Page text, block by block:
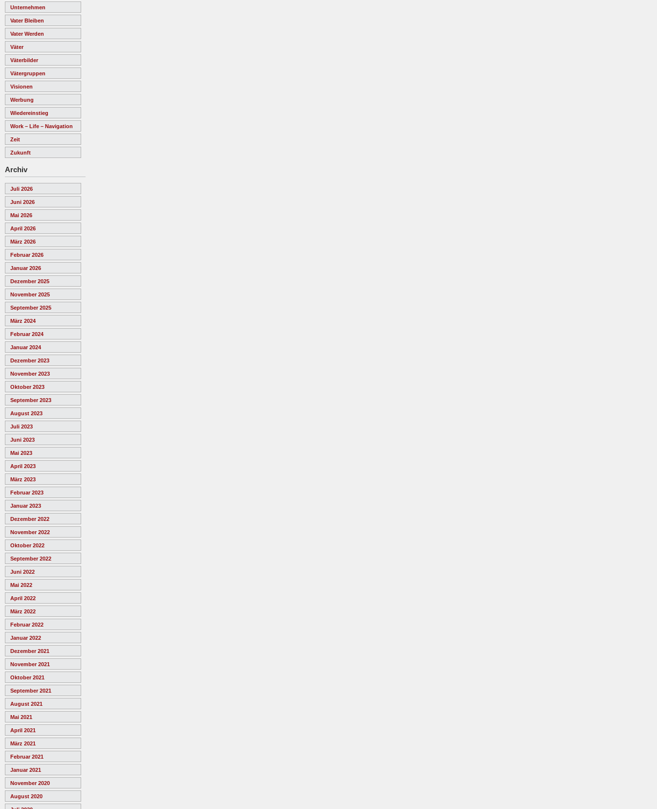
Unternehmen
Vater Bleiben
Vater Werden
Väter
Väterbilder
Vätergruppen
Visionen
Werbung
Wiedereinstieg
Work – Life – Navigation
Zeit
Zukunft
Archiv
Juli 2026
Juni 2026
Mai 2026
April 2026
März 2026
Februar 2026
Januar 2026
Dezember 2025
November 2025
September 2025
März 2024
Februar 2024
Januar 2024
Dezember 2023
November 2023
Oktober 2023
September 2023
August 2023
Juli 2023
Juni 2023
Mai 2023
April 2023
März 2023
Februar 2023
Januar 2023
Dezember 2022
November 2022
Oktober 2022
September 2022
Juni 2022
Mai 2022
April 2022
März 2022
Februar 2022
Januar 2022
Dezember 2021
November 2021
Oktober 2021
September 2021
August 2021
Mai 2021
April 2021
März 2021
Februar 2021
Januar 2021
November 2020
August 2020